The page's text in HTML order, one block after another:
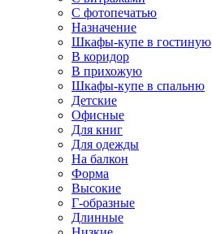
С фотопечатью
Назначение
Шкафы-купе в гостиную
В коридор
В прихожую
Шкафы-купе в спальню
Детские
Офисные
Для книг
Для одежды
На балкон
Форма
Высокие
Г-образные
Длинные